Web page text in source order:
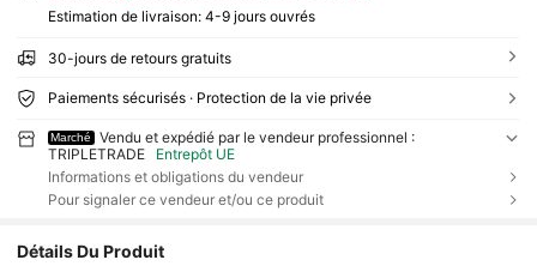
Estimation de livraison: 4-9 jours ouvrés
30-jours de retours gratuits
Paiements sécurisés · Protection de la vie privée
Marché
Vendu et expédié par le vendeur professionnel :
TRIPLETRADE
Entrepôt UE
Informations et obligations du vendeur
Pour signaler ce vendeur et/ou ce produit
Détails Du Produit